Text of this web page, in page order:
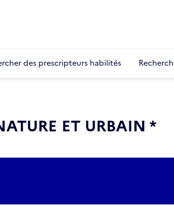
des prescripteurs habilités
ET URBAIN *